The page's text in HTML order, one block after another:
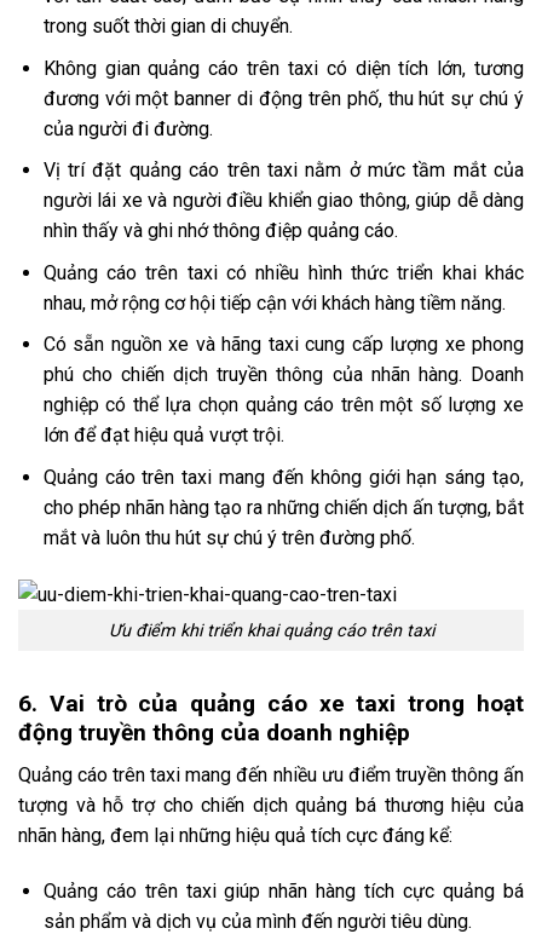
trong suốt thời gian di chuyển.
Không gian quảng cáo trên taxi có diện tích lớn, tương
đương với một banner di động trên phố, thu hút sự chú ý
của người đi đường.
Vị trí đặt quảng cáo trên taxi nằm ở mức tầm mắt của
người lái xe và người điều khiển giao thông, giúp dễ dàng
nhìn thấy và ghi nhớ thông điệp quảng cáo.
Quảng cáo trên taxi có nhiều hình thức triển khai khác
nhau, mở rộng cơ hội tiếp cận với khách hàng tiềm năng.
Có sẵn nguồn xe và hãng taxi cung cấp lượng xe phong
phú cho chiến dịch truyền thông của nhãn hàng. Doanh
nghiệp có thể lựa chọn quảng cáo trên một số lượng xe
lớn để đạt hiệu quả vượt trội.
Quảng cáo trên taxi mang đến không giới hạn sáng tạo,
cho phép nhãn hàng tạo ra những chiến dịch ấn tượng, bắt
mắt và luôn thu hút sự chú ý trên đường phố.
Ưu điểm khi triển khai quảng cáo trên taxi
6. Vai trò của quảng cáo xe taxi trong hoạt
động truyền thông của doanh nghiệp
Quảng cáo trên taxi mang đến nhiều ưu điểm truyền thông ấn
tượng và hỗ trợ cho chiến dịch quảng bá thương hiệu của
nhãn hàng, đem lại những hiệu quả tích cực đáng kể:
Quảng cáo trên taxi giúp nhãn hàng tích cực quảng bá
sản phẩm và dịch vụ của mình đến người tiêu dùng.